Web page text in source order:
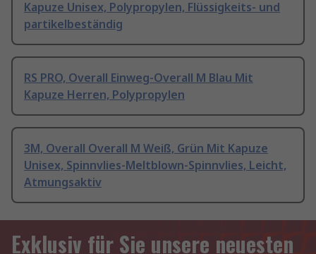
Kapuze Unisex, Polypropylen, Flüssigkeits- und
partikelbeständig
RS PRO, Overall Einweg-Overall M Blau Mit
Kapuze Herren, Polypropylen
3M, Overall Overall M Weiß, Grün Mit Kapuze
Unisex, Spinnvlies-Meltblown-Spinnvlies, Leicht,
Atmungsaktiv
Exklusiv für Sie unsere neuesten